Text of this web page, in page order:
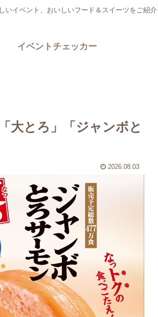
いイベント、おいしいフード＆スイーツをご紹介
イベントチェッカー
大とろ」「ジャンボと
2026.08.03